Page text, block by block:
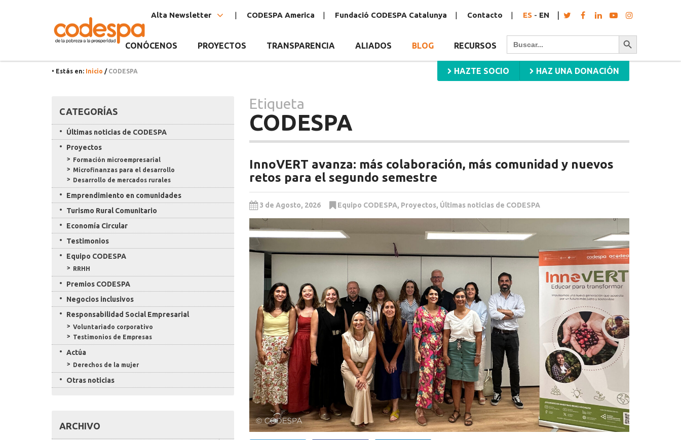
CODESPA Alta Newsletter CODESPA America Fundació CODESPA Catalunya Contacto ES - EN
CONÓCENOS PROYECTOS TRANSPARENCIA ALIADOS BLOG RECURSOS
Buscar: Botón de búsqueda
HAZTE SOCIO HAZ UNA DONACIÓN
• Estás en: Inicio / CODESPA
Etiqueta
CODESPA
InnoVERT avanza: más colaboración, más comunidad y nuevos
retos para el segundo semestre
3 de Agosto, 2026 Equipo CODESPA, Proyectos, Últimas noticias de CODESPA
CATEGORÍAS
Últimas noticias de CODESPA
Proyectos
Formación microempresarial
Microfinanzas para el desarrollo
Desarrollo de mercados rurales
Emprendimiento en comunidades
Turismo Rural Comunitario
Economía Circular
Testimonios
Equipo CODESPA
RRHH
Premios CODESPA
Negocios inclusivos
Responsabilidad Social Empresarial
Voluntariado corporativo
Testimonios de Empresas
Actúa
Derechos de la mujer
Otras noticias
ARCHIVO